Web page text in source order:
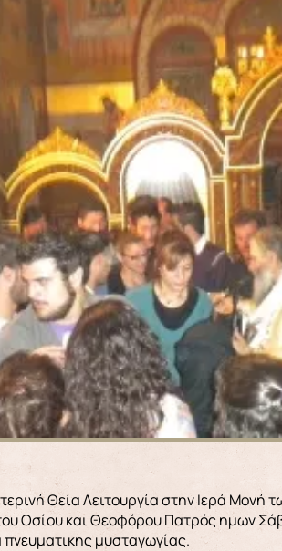
Θεία Λειτουργία στην Ιερά Μονή
Οσίου και Θεοφόρου Πατρός ημων
μυσταγωγίας.